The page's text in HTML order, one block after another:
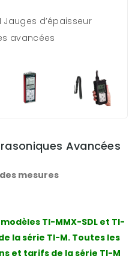
Jauges d’épaisseur
avancées
Avancées
mesures
TI-MMX-SDL et TI-
la série TI-M. Toutes les
et tarifs de la série TI-M